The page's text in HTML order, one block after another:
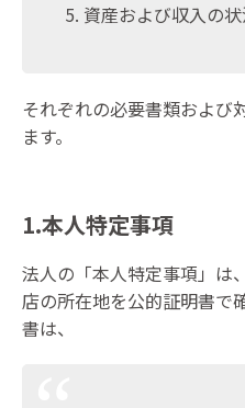
資産および収入の
それぞれの必要書類および
ます。
1.本人特定事項
法人の「本人特定事項」は
店の所在地を公的証明書で
書は、